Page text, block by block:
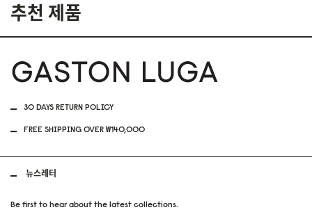
추천 제품
30 DAYS RETURN POLICY
FREE SHIPPING OVER ₩140,000
뉴스레터
Be first to hear about the latest collections.